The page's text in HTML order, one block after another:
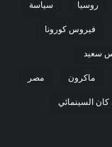
روسيا سياسة
فيروس كورونا
سعيد
ماكرون مصر
السينمائي